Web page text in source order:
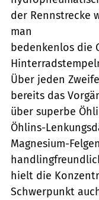
der Rennstrecke
man
bedenkenlos die
Über jeden
bereits das
über superbe
Öhlins-
Magnesium-
hielt die
Schwerpunkt